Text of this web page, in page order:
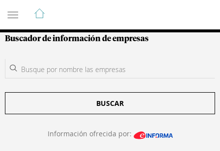
Guía de Empresas Colombianas
Buscador de información de empresas
BUSCAR
Información ofrecida por: